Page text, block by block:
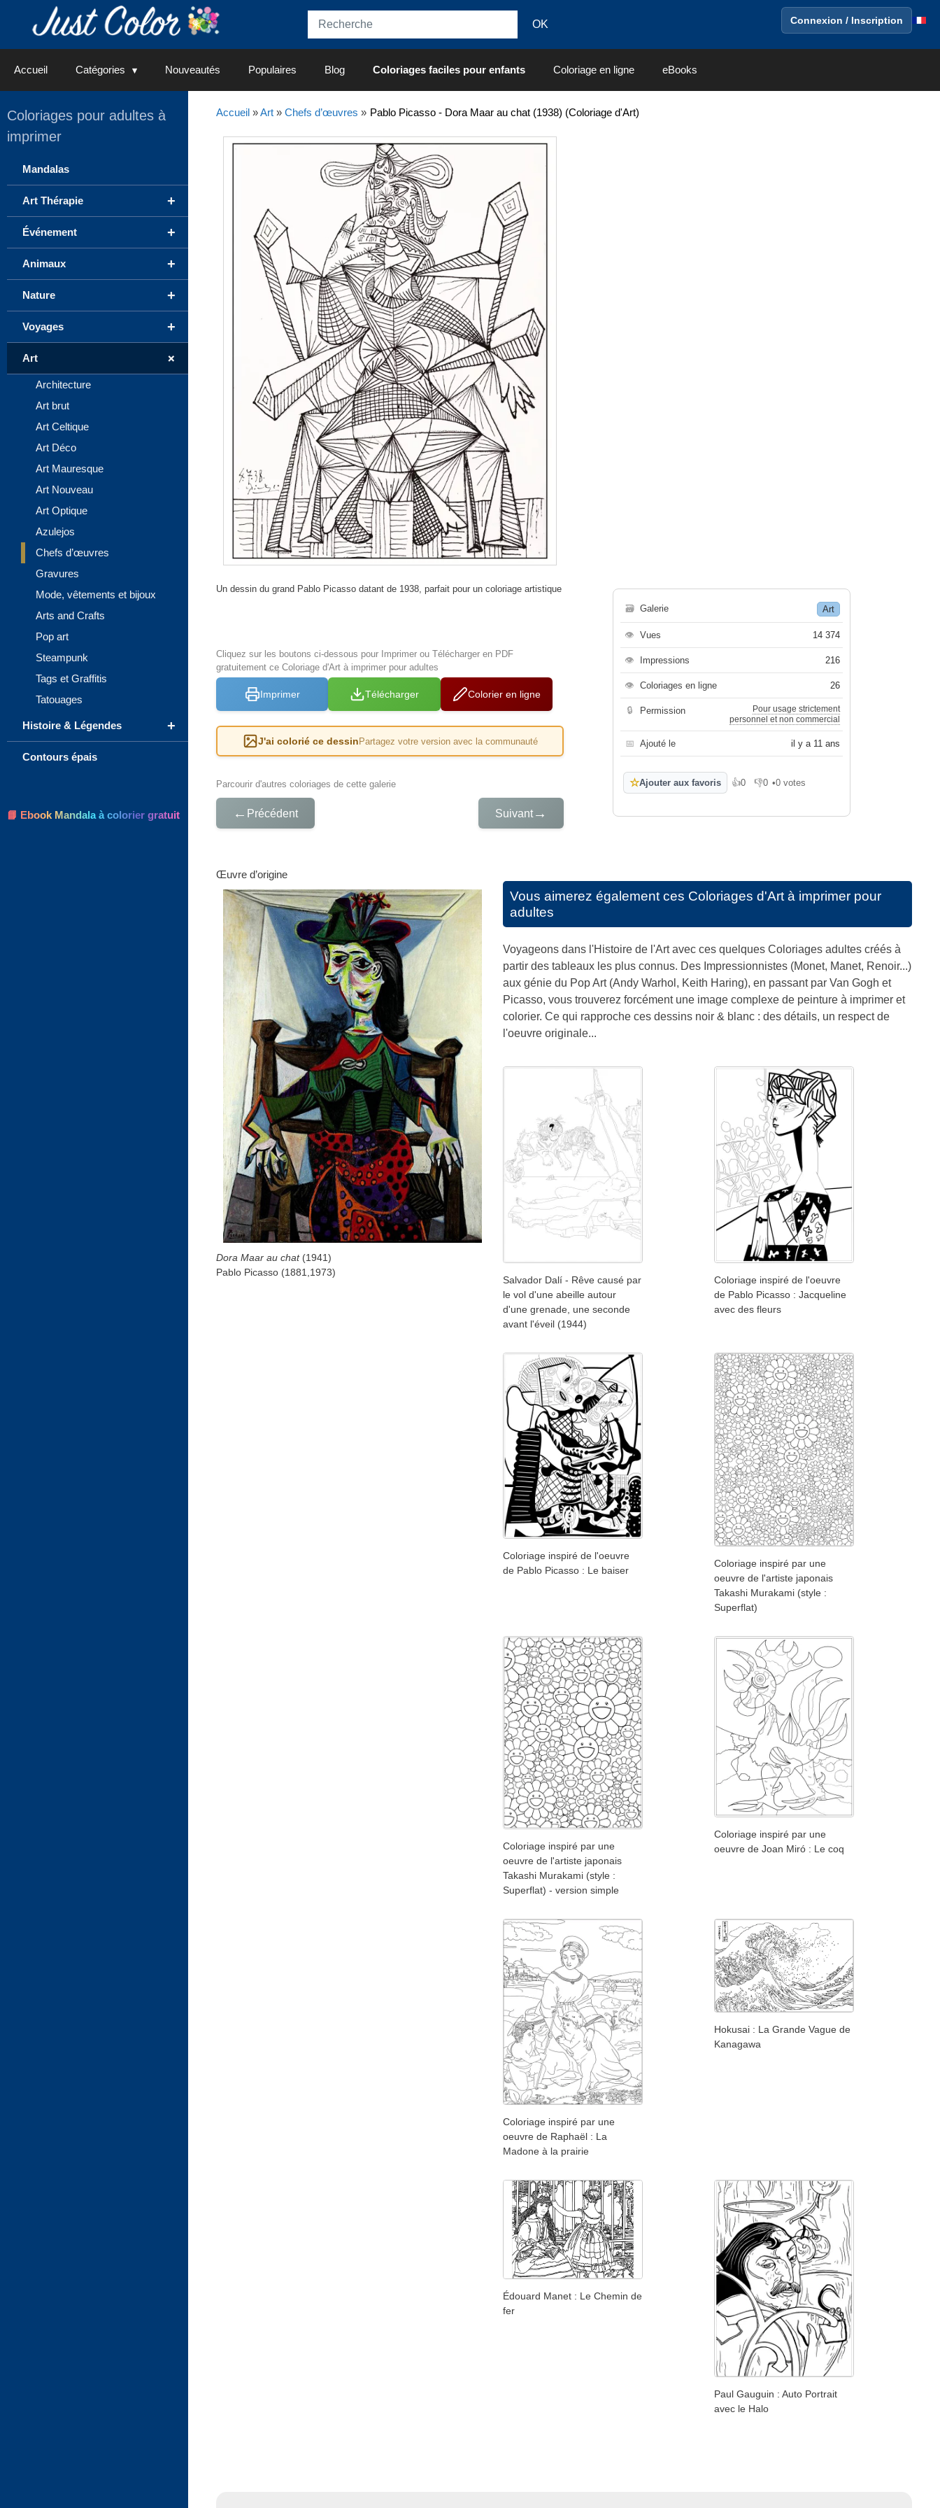
Connexion / Inscription
Accueil Catégories Nouveautés Populaires Blog Coloriages faciles pour enfants Coloriage en ligne eBooks
Accueil»Art» Chefs d’œuvres » Pablo Picasso - Dora Maar au chat (1938) (Coloriage d'Art)
Un dessin du grand Pablo Picasso datant de 1938, parfait pour un coloriage artistique
Cliquez sur les boutons ci-dessous pour Imprimer ou Télécharger en PDF
gratuitement ce Coloriage d'Art à imprimer pour adultes
Imprimer Télécharger Colorier en ligne
J'ai colorié ce dessin Partagez votre version avec la communauté
Parcourir d'autres coloriages de cette galerie
← Précédent Suivant→
🗃 Galerie Art
👁 Vues 14 374
👁 Impressions 216
👁 Coloriages en ligne 26
🔒 Permission
Pour usage strictement
personnel et non commercial
📅 Ajouté le il y a 11 ans
☆Ajouter aux favoris 👍0
J'aime 👎0
Je n'aime pas
•0 votes
Œuvre d’origine
Dora Maar au chat(1941)
Pablo Picasso (1881,1973)
Vous aimerez également ces Coloriages d'Art à imprimer pour
adultes
Voyageons dans l'Histoire de l'Art avec ces quelques Coloriages adultes créés à
partir des tableaux les plus connus. Des Impressionnistes (Monet, Manet, Renoir...)
aux génie du Pop Art (Andy Warhol, Keith Haring), en passant par Van Gogh et
Picasso, vous trouverez forcément une image complexe de peinture à imprimer et
colorier. Ce qui rapproche ces dessins noir & blanc : des détails, un respect de
l'oeuvre originale...
Salvador Dalí - Rêve causé par
le vol d'une abeille autour
d'une grenade, une seconde
avant l'éveil (1944)
Coloriage inspiré de l'oeuvre
de Pablo Picasso : Jacqueline
avec des fleurs
Coloriage inspiré de l'oeuvre
de Pablo Picasso : Le baiser
Coloriage inspiré par une
oeuvre de l'artiste japonais
Takashi Murakami (style :
Superflat)
Coloriage inspiré par une
oeuvre de l'artiste japonais
Takashi Murakami (style :
Superflat) - version simple
Coloriage inspiré par une
oeuvre de Joan Miró : Le coq
Coloriage inspiré par une
oeuvre de Raphaël : La
Madone à la prairie
Hokusai : La Grande Vague de
Kanagawa
Édouard Manet : Le Chemin de
fer
Paul Gauguin : Auto Portrait
avec le Halo
Coloriages pour adultes à
imprimer
Mandalas
+
Art Thérapie
+
Événement
+
Animaux
+
Nature
+
Voyages
+
Art
Architecture
Art brut
Art Celtique
Art Déco
Art Mauresque
Art Nouveau
Art Optique
Azulejos
Chefs d’œuvres
Gravures
Mode, vêtements et bijoux
Arts and Crafts
Pop art
Steampunk
Tags et Graffitis
Tatouages
+
Histoire & Légendes
Contours épais
📘 Ebook Mandala à colorier gratuit